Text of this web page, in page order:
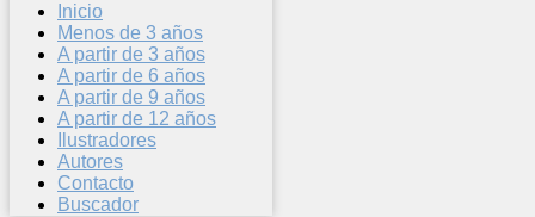
Inicio
Menos de 3 años
A partir de 3 años
A partir de 6 años
A partir de 9 años
A partir de 12 años
Ilustradores
Autores
Contacto
Buscador